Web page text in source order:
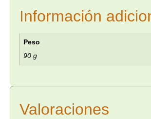
Información
Peso
90 g
Valoraciones